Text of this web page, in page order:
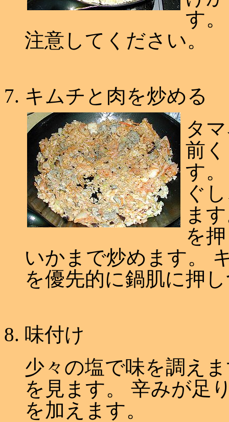
す
注意してください。
キムチと肉を炒める
タ
前
す
ぐ
ま
を
いかまで炒めます。
を優先的に鍋肌に押
味付け
少々の塩で味を調え
を見ます。 辛みが足
を加えます。